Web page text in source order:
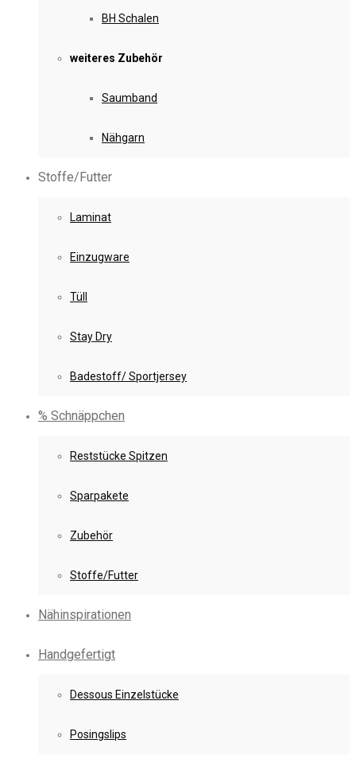
BH Schalen
weiteres Zubehör
Saumband
Nähgarn
Stoffe/Futter
Laminat
Einzugware
Tüll
Stay Dry
Badestoff/ Sportjersey
% Schnäppchen
Reststücke Spitzen
Sparpakete
Zubehör
Stoffe/Futter
Nähinspirationen
Handgefertigt
Dessous Einzelstücke
Posingslips